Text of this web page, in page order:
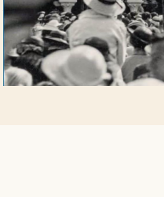
Het boek' Predikers aan de
kost 35 euro. Het is
verpakkingskosten: €10)